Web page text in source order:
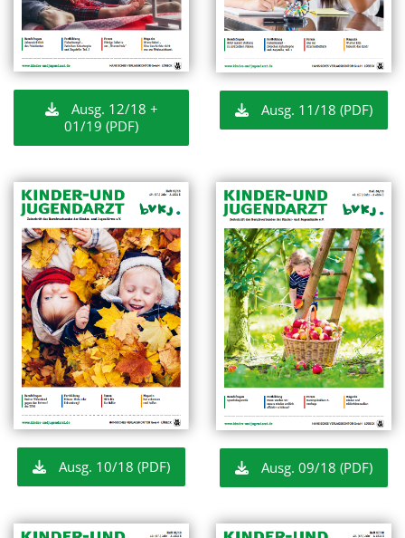
Ausg. 12/18 +
01/19 (PDF)
Ausg. 11/18 (PDF)
Ausg. 10/18 (PDF) Ausg. 09/18 (PDF)